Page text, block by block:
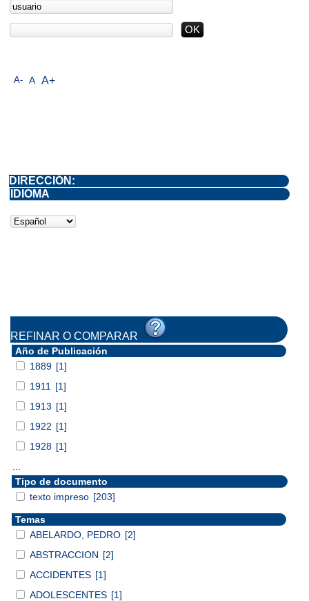
A- A A+
DIRECCIÓN:
IDIOMA
REFINAR O COMPARAR
Año de Publicación
1889 [1]
1911
[1]
1913 [1]
1922 [1]
1928 [1]
Tipo de documento
texto impreso [203]
Temas
ABELARDO, PEDRO [2]
ABSTRACCION [2]
ACCIDENTES [1]
ADOLESCENTES [1]